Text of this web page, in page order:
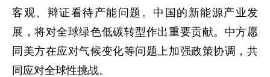
客观、辩证看待产能问题。中国的新能源产业发
展，将对全球绿色低碳转型作出重要贡献。中方愿
同美方在应对气候变化等问题上加强政策协调，共
同应对全球性挑战。